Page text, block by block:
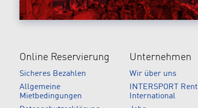
Online Reservierung
Sicheres Bezahlen
Allgemeine
Mietbedingungen
Unternehmen
Wir über uns
INTERSPORT Rent
International